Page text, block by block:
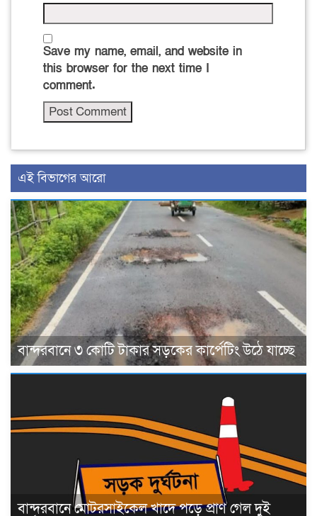
Save my name, email, and website in
this browser for the next time I
comment.
এই বিভাগের আরো
বান্দরবানে ৩ কোটি টাকার সড়কের কার্পেটিং উঠে যাচ্ছে
বান্দরবানে মোটরসাইকেল খাদে পড়ে প্রাণ গেল দুই